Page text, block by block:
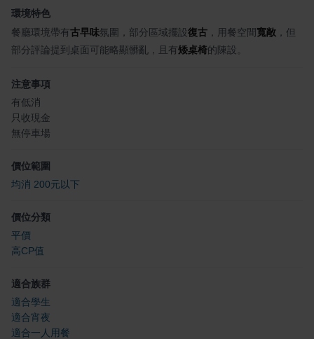
環境特色
餐廳環境帶有古早味氛圍，部分區域擺設復古 ，用餐空間寬敞 ，但
部分評論提到桌面可能略顯髒亂，且有矮桌椅的陳設。
注意事項
有低消
只收現金
無停車場
價位範圍
均消 200元以下
價位分類
平價
高CP值
適合族群
適合學生
適合宵夜
適合一人用餐